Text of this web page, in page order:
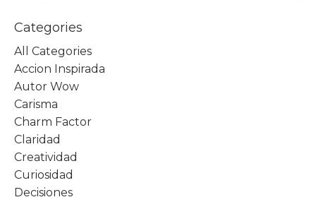
Categories
All Categories
Accion Inspirada
Autor Wow
Carisma
Charm Factor
Claridad
Creatividad
Curiosidad
Decisiones